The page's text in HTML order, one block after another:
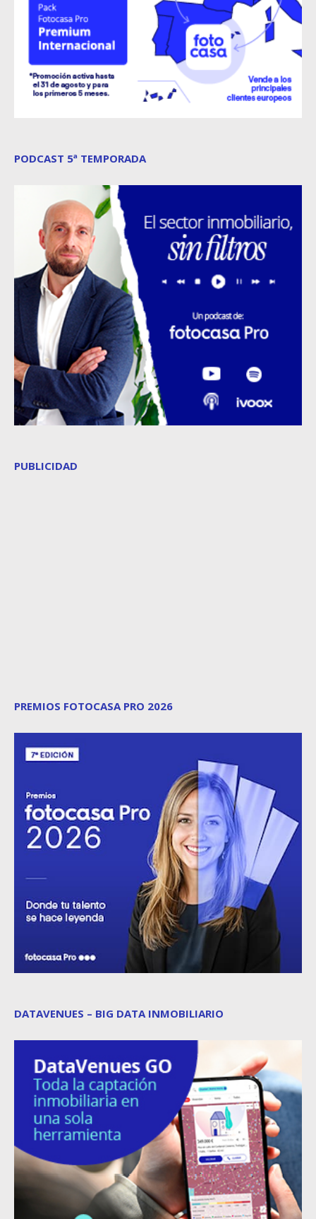
PODCAST 5ª TEMPORADA
PUBLICIDAD
PREMIOS FOTOCASA PRO 2026
DATAVENUES – BIG DATA INMOBILIARIO